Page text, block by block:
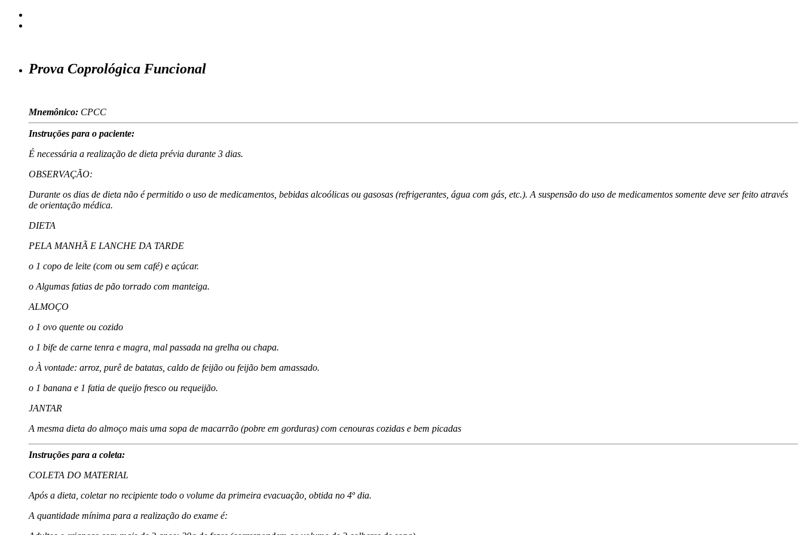
Prova Coprológica Funcional
Mnemônico: CPCC
Instruções para o paciente:
É necessária a realização de dieta prévia durante 3 dias.
OBSERVAÇÃO:
Durante os dias de dieta não é permitido o uso de medicamentos, bebidas alcoólicas ou gasosas (refrigerantes, água com gás, etc.). A suspensão do uso de medicamentos somente deve ser feito através
de orientação médica.
DIETA
PELA MANHÃ E LANCHE DA TARDE
o 1 copo de leite (com ou sem café) e açúcar.
o Algumas fatias de pão torrado com manteiga.
ALMOÇO
o 1 ovo quente ou cozido
o 1 bife de carne tenra e magra, mal passada na grelha ou chapa.
o À vontade: arroz, purê de batatas, caldo de feijão ou feijão bem amassado.
o 1 banana e 1 fatia de queijo fresco ou requeijão.
JANTAR
A mesma dieta do almoço mais uma sopa de macarrão (pobre em gorduras) com cenouras cozidas e bem picadas
Instruções para a coleta:
COLETA DO MATERIAL
Após a dieta, coletar no recipiente todo o volume da primeira evacuação, obtida no 4º dia.
A quantidade mínima para a realização do exame é: